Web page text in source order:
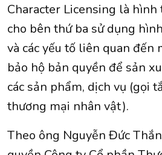
Character Licensing là hình
cho bên thứ ba sử dụng
và các yếu tố liên quan đến
bảo hộ bản quyền để sản
các sản phẩm, dịch vụ (gọi
thương mại nhân vật).
Theo ông Nguyễn Đức